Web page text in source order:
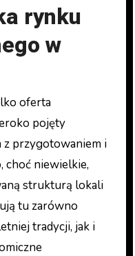
rynku
w
oferta
pojęty
z przygotowaniem i
choć niewielkie,
strukturą lokali
tu zarówno
tradycji, jak i